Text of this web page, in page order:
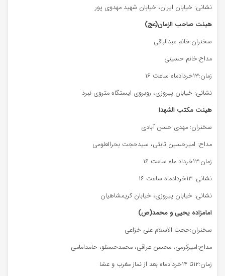
نشانی: خیابان ایران، خیابان شهید مهدوی پور
هیئت صاحب الزمان(عج)
سخنران:خانم عبدالباقی
مداح:خانم حسینی
زمان:۱۳خردادماه ساعت ۱۶
نشانی: خیابان پیروزی، روبروی ایستگاه متروی نبرد
هیئت مکتب الشهدا
سخنران: مهدی حسن آبادی
مداح: امیرحسین ثابتی، سیدحجت بحرالعلومی
زمان:۱۳خرداد ماه ساعت ۱۶
نشانی: ۱۳خردادماه ساعت ۱۶
نشانی: خیابان پیروزی، خیابان کریمشاهیان
امامزاده یحیی و محمد(ص)
سخنران:حجت الاسلام علی خزاعی
مداح:امیرکرمی، محسن عراقی، محمدحسنلو، حامدامامی
زمان:۱۲تا ۱۴خردادماه بعد از نماز مغرب و عشا